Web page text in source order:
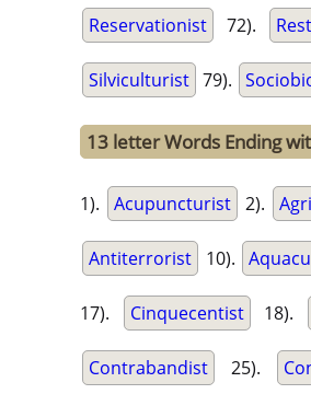
Reservationist 72).
Silviculturist 79).
13 letter Words Ending
1). Acupuncturist 2).
Antiterrorist 10).
17). Cinquecentist 18).
Contrabandist 25).